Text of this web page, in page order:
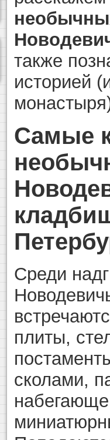
также
историей
Самые
Среди
плиты,
сколами,